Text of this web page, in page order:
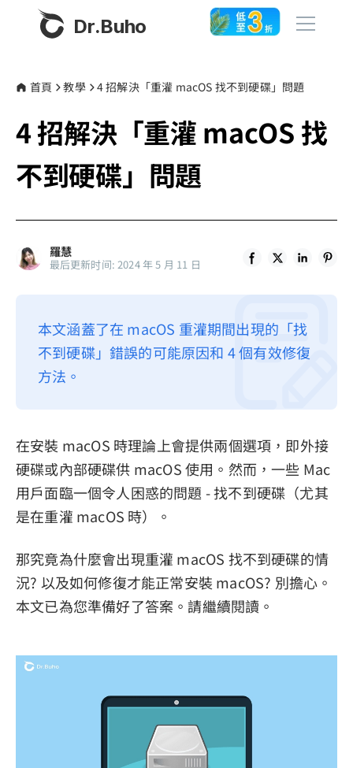
Dr.Buho
產品
BuhoCleaner
BuhoUnlocker
BuhoRepair
BuhoNTFS
商店
關於我們
聯絡我們
隱私權政策
首頁 教學 4 招解決「重灌 macOS 找不到硬碟」問題
4 招解決「重灌 macOS 找
不到硬碟」問題
羅慧
最后更新时间: 2024 年 5 月 11 日
本文涵蓋了在 macOS 重灌期間出現的「找
不到硬碟」錯誤的可能原因和 4 個有效修復
方法。
在安裝 macOS 時理論上會提供兩個選項，即外接
硬碟或內部硬碟供 macOS 使用。然而，一些 Mac
用戶面臨一個令人困惑的問題 - 找不到硬碟（尤其
是在重灌 macOS 時）。
那究竟為什麼會出現重灌 macOS 找不到硬碟的情
況? 以及如何修復才能正常安裝 macOS? 別擔心。
本文已為您準備好了答案。請繼續閱讀。